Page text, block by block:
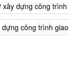
xây dựng công
công trình